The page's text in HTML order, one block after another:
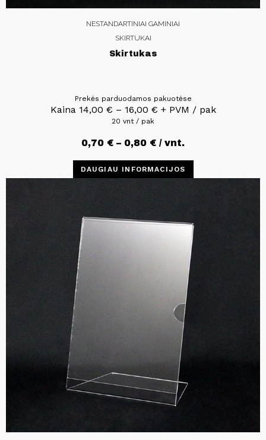
NESTANDARTINIAI GAMINIAI
SKIRTUKAI
Skirtukas
Prekės parduodamos pakuotėse
Kaina 14,00 € – 16,00 € + PVM / pak
20 vnt / pak
0,70 € – 0,80 € / vnt.
DAUGIAU INFORMACIJOS